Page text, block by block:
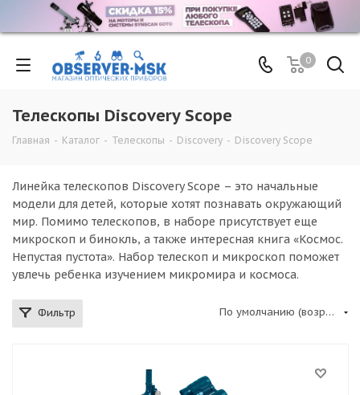
0
Телескопы Discovery Scope
Главная - Каталог - Телескопы - Discovery - Discovery Scope
Линейка телескопов Discovery Scope – это начальные
модели для детей, которые хотят познавать окружающий
мир. Помимо телескопов, в наборе присутствует еще
микроскоп и бинокль, а также интересная книга «Космос.
Непустая пустота». Набор телескоп и микроскоп поможет
увлечь ребенка изучением микромира и космоса.
Фильтр По умолчанию (возрастание)